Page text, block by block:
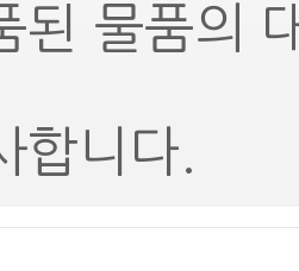
된 물품의
합니다.